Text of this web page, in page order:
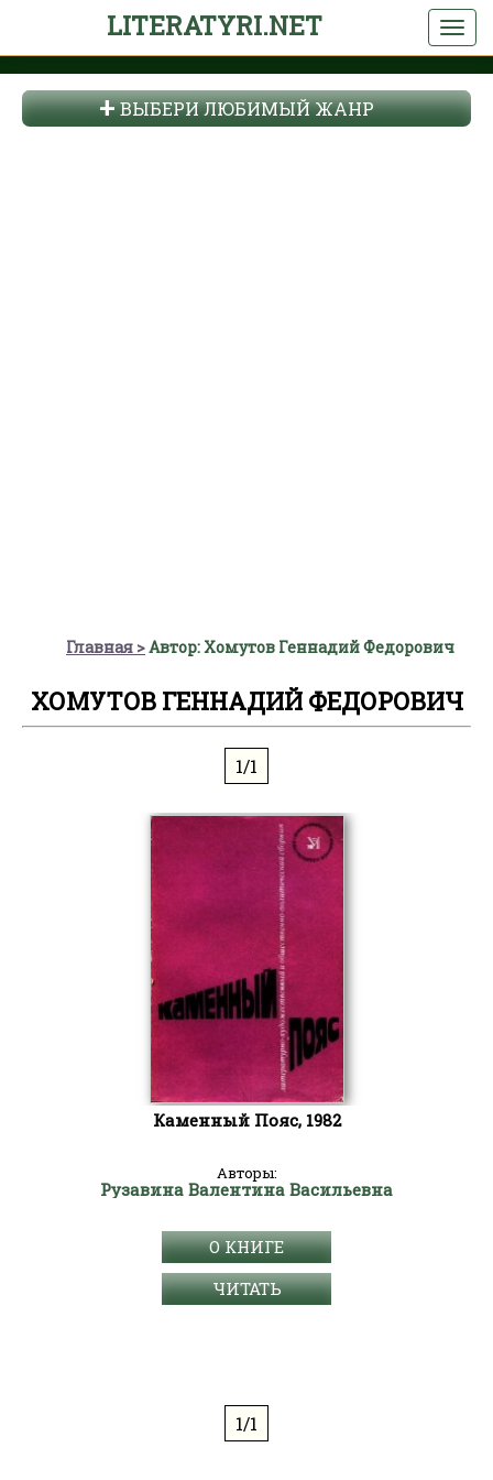
LITERATYRI.NET
ВЫБЕРИ ЛЮБИМЫЙ ЖАНР
Главная Автор: Хомутов Геннадий Федорович
ХОМУТОВ ГЕННАДИЙ ФЕДОРОВИЧ
1/1
Каменный Пояс, 1982
Авторы:
Рузавина Валентина Васильевна
О КНИГЕ
ЧИТАТЬ
1/1